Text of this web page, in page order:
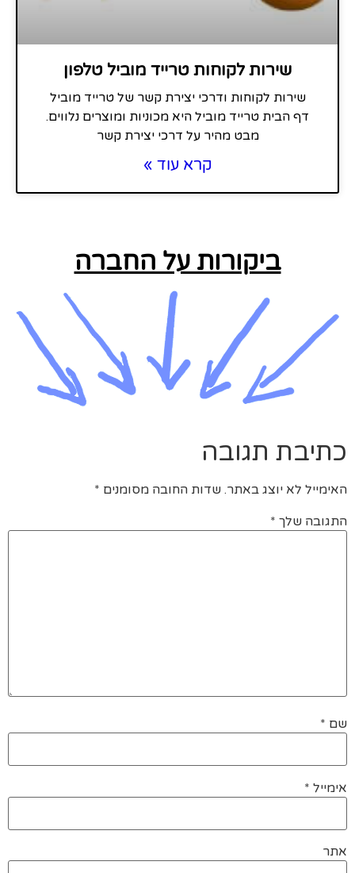
שירות לקוחות טרייד מוביל טלפון
שירות לקוחות ודרכי יצירת קשר של טרייד מוביל
דף הבית טרייד מוביל היא מכוניות ומוצרים נלווים.
מבט מהיר על דרכי יצירת קשר
קרא עוד »
ביקורות על החברה
כתיבת תגובה
האימייל לא יוצג באתר. שדות החובה מסומנים *
התגובה שלך *
שם *
אימייל *
אתר